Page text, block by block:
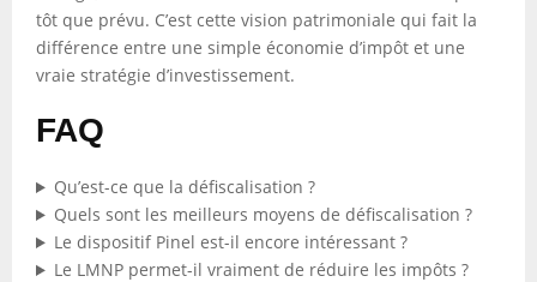
tôt que prévu. C’est cette vision patrimoniale qui fait la
différence entre une simple économie d’impôt et une
vraie stratégie d’investissement.
FAQ
Qu’est-ce que la défiscalisation ?
Quels sont les meilleurs moyens de défiscalisation ?
Le dispositif Pinel est-il encore intéressant ?
Le LMNP permet-il vraiment de réduire les impôts ?